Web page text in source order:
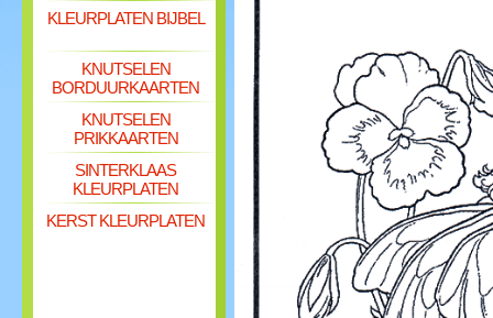
KLEURPLATEN BIJBEL
KNUTSELEN
BORDUURKAARTEN
KNUTSELEN
PRIKKAARTEN
SINTERKLAAS
KLEURPLATEN
KERST KLEURPLATEN